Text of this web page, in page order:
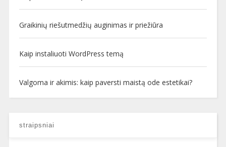
Graikinių riešutmedžių auginimas ir priežiūra
Kaip instaliuoti WordPress temą
Valgoma ir akimis: kaip paversti maistą ode estetikai?
straipsniai